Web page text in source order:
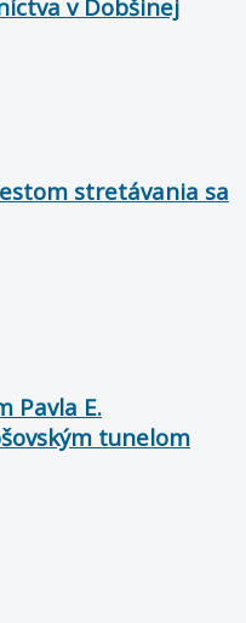
v Dobšinej
stretávania sa
Pavla E.
tunelom